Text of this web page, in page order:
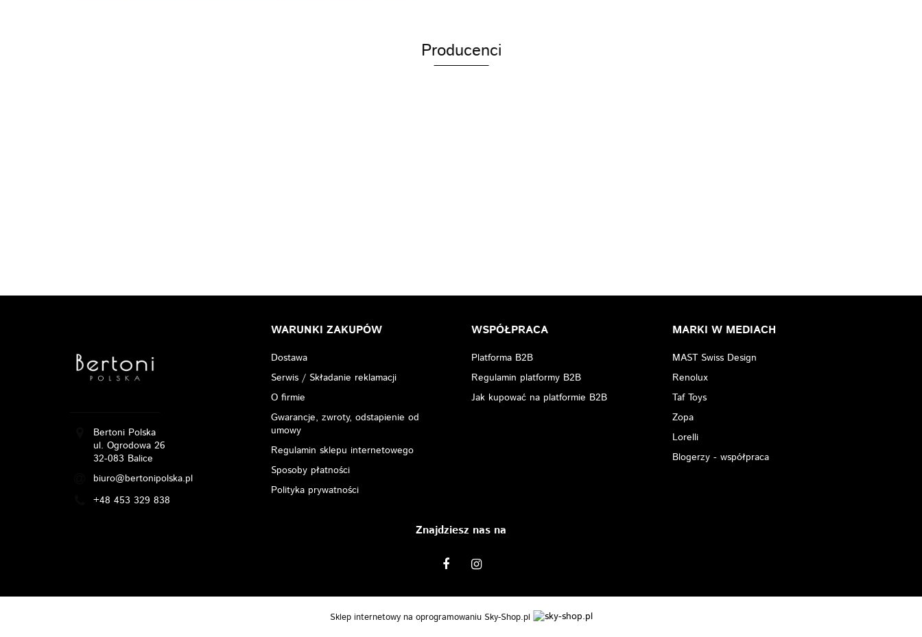
Producenci
Bertoni Polska
ul. Ogrodowa 26
32-083 Balice
biuro@bertonipolska.pl
+48 453 329 838
WARUNKI ZAKUPÓW
Dostawa
Serwis / Składanie reklamacji
O firmie
Gwarancje, zwroty, odstapienie od
umowy
Regulamin sklepu internetowego
Sposoby płatności
Polityka prywatności
WSPÓŁPRACA
Platforma B2B
Regulamin platformy B2B
Jak kupować na platformie B2B
MARKI W MEDIACH
MAST Swiss Design
Renolux
Taf Toys
Zopa
Lorelli
Blogerzy - współpraca
Znajdziesz nas na
Sklep internetowy na oprogramowaniu Sky-Shop.pl